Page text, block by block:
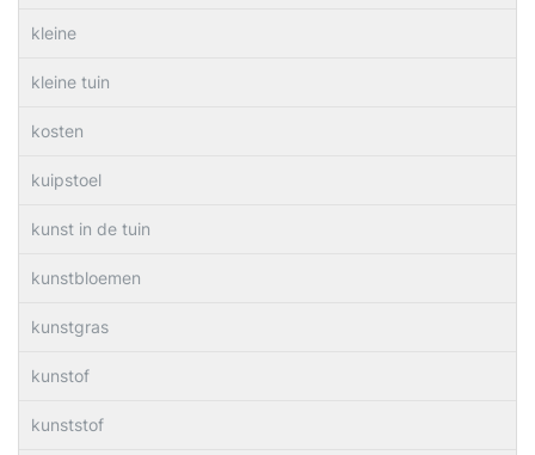
kleine
kleine tuin
kosten
kuipstoel
kunst in de tuin
kunstbloemen
kunstgras
kunstof
kunststof